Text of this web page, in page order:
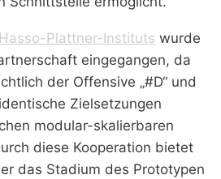
Hasso-Plattner-Instituts wurde
eingegangen, da
der Offensive „#D“ und
Zielsetzungen
modular-skalierbaren
diese Kooperation bietet
das Stadium des Prototypen